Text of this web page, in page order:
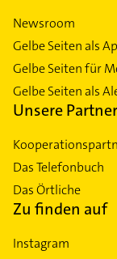
Newsroom
Gelbe Seiten als
Gelbe Seiten für
Gelbe Seiten als
Unsere Partner
Das Telefonbuch
Das Örtliche
Zu finden auf
Instagram